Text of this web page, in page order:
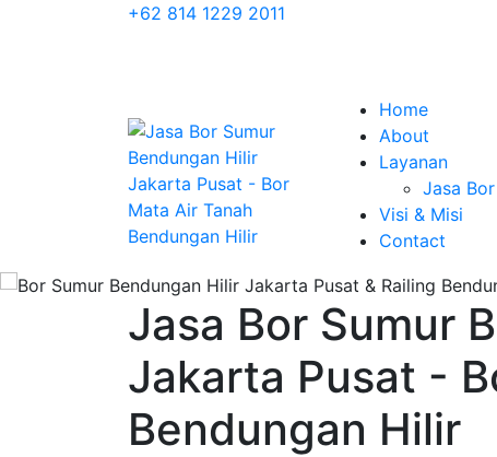
+62 814 1229 2011
Home
About
Layanan
Jasa
Visi & Misi
Contact
Jasa Bor Sumur
Jakarta Pusat -
Bendungan Hilir